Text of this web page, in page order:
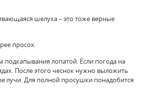
шелуха – это тоже верные
просох.
подкапывания лопатой. Если погода на
После этого чеснок нужно выложить
лучи. Для полной просушки понадобится